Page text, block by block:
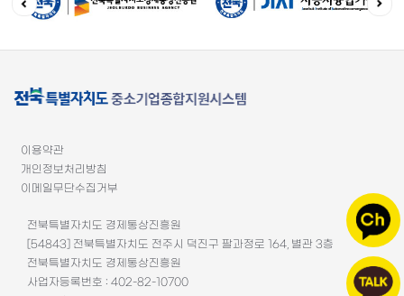
이용약관
개인정보처리방침
이메일무단수집거부
전북특별자치도 경제통상진흥원
[54843] 전북특별자치도 전주시 덕진구 팔과정로 164, 별관 3층
전북특별자치도 경제통상진흥원
사업자등록번호 : 402-82-10700